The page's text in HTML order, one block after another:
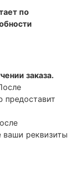
по
заказа.
предоставит
ваши реквизиты